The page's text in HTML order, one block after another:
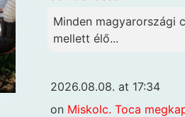
Minden magyarországi
mellett élő...
2026.08.08. at 17:34
on Miskolc. Toca